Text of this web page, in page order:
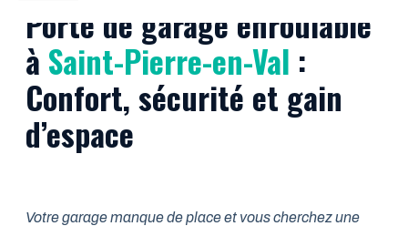
Porte de garage enroulable
à Saint-Pierre-en-Val :
Confort, sécurité et gain
d’espace
Votre garage manque de place et vous cherchez une